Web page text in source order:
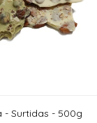
- Surtidas - 500g